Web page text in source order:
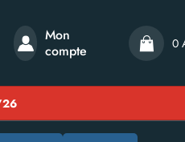
Mon
compte
0